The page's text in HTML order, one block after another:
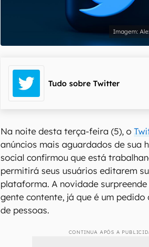
Tudo sobre Twitter
Na noite desta terça-feira (5), o
anúncios mais aguardados de sua
social confirmou que está
permitirá seus usuários editarem
plataforma. A novidade
gente contente, já que é um
de pessoas.
CONTINUA APÓS A